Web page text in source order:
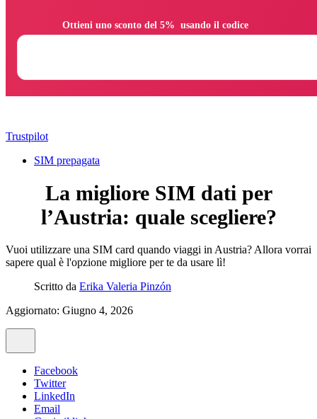
Trustpilot
SIM prepagata
La migliore SIM dati per
l’Austria: quale scegliere?
Vuoi utilizzare una SIM card quando viaggi in Austria? Allora vorrai
sapere qual è l'opzione migliore per te da usare lì!
Scritto da Erika Valeria Pinzón
Aggiornato: Giugno 4, 2026
Facebook
Twitter
LinkedIn
Email